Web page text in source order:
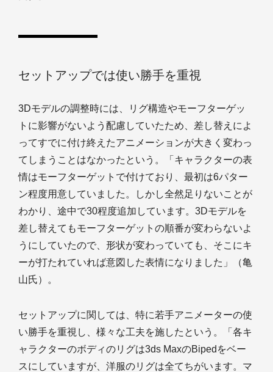
セットアップでは使い勝手を重視
3Dモデルの調整時には、リグ構造やモーフターゲッ
トに影響がないよう配慮していたため、差し替えによ
ってすでに付け終えたアニメーションが大きく変わっ
てしまうことはなかったという。「キャラクターの表
情はモーフターゲットで付けており、最初は6パター
ン程度用意していました。しかし全然足りないことが
わかり、途中で30程度追加しています。3Dモデルを
差し替えてもモーフターゲットの順番が変わらないよ
うにしていたので、形状が変わっていても、そこにキ
ーが打たれていれば意図した表情になりました」（亀
山氏）。
セットアップに関しては、特に若手アニメーターの使
い勝手を重視し、様々な工夫を施したという。「各キ
ャラクターのボディのリグは3ds MaxのBipedをベー
スにしていますが、洋服のリグは全てちがいます。マ